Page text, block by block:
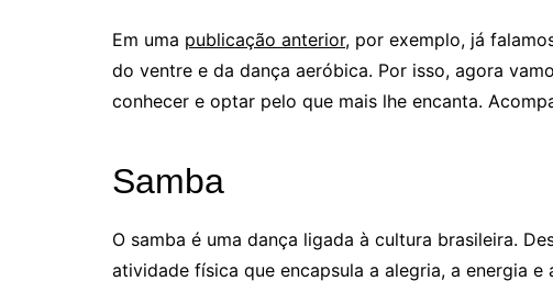
Em uma publicação anterior, por exemplo, já
do ventre e da dança aeróbica. Por isso, agora
conhecer e optar pelo que mais lhe encanta.
Samba
O samba é uma dança ligada à cultura brasileira.
atividade física que encapsula a alegria, a energia